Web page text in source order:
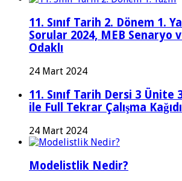
11. Sınıf Tarih 2. Dönem 1.
Sorular 2024, MEB Senaryo
Odaklı
24 Mart 2024
11. Sınıf Tarih Dersi 3 Ünite
ile Full Tekrar Çalışma Kağıdı
24 Mart 2024
Modelistlik Nedir?